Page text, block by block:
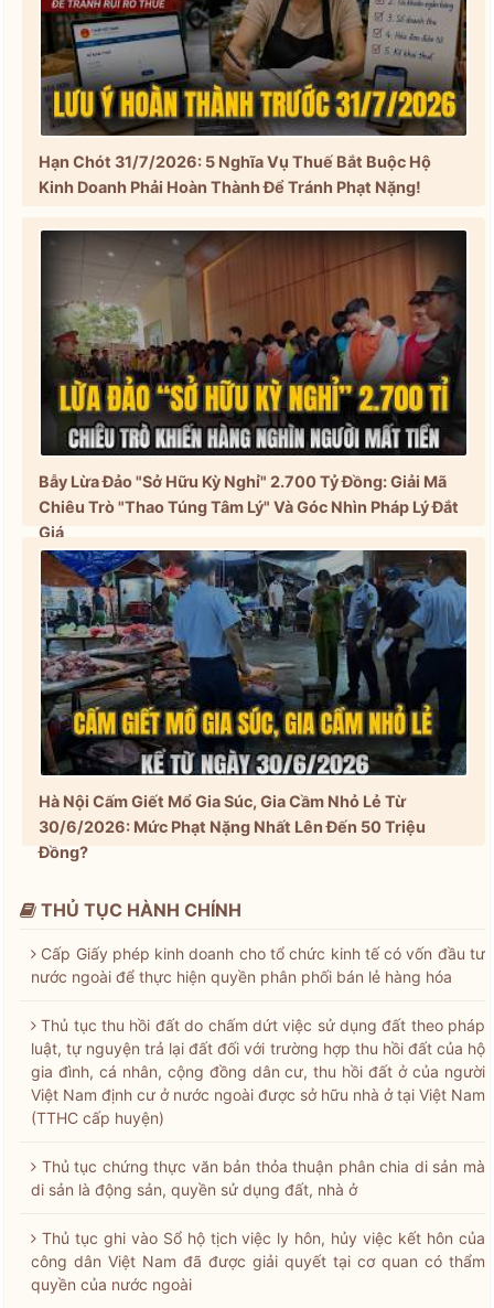
Hạn Chót 31/7/2026: 5 Nghĩa Vụ Thuế Bắt Buộc Hộ
Kinh Doanh Phải Hoàn Thành Để Tránh Phạt Nặng!
Bẫy Lừa Đảo "Sở Hữu Kỳ Nghỉ" 2.700 Tỷ Đồng: Giải Mã
Chiêu Trò "Thao Túng Tâm Lý" Và Góc Nhìn Pháp Lý Đắt
Giá
Hà Nội Cấm Giết Mổ Gia Súc, Gia Cầm Nhỏ Lẻ Từ
30/6/2026: Mức Phạt Nặng Nhất Lên Đến 50 Triệu
Đồng?
THỦ TỤC HÀNH CHÍNH
Cấp Giấy phép kinh doanh cho tổ chức kinh tế có vốn đầu tư
nước ngoài để thực hiện quyền phân phối bán lẻ hàng hóa
Thủ tục thu hồi đất do chấm dứt việc sử dụng đất theo pháp
luật, tự nguyện trả lại đất đối với trường hợp thu hồi đất của hộ
gia đình, cá nhân, cộng đồng dân cư, thu hồi đất ở của người
Việt Nam định cư ở nước ngoài được sở hữu nhà ở tại Việt Nam
(TTHC cấp huyện)
Thủ tục chứng thực văn bản thỏa thuận phân chia di sản mà
di sản là động sản, quyền sử dụng đất, nhà ở
Thủ tục ghi vào Sổ hộ tịch việc ly hôn, hủy việc kết hôn của
công dân Việt Nam đã được giải quyết tại cơ quan có thẩm
quyền của nước ngoài